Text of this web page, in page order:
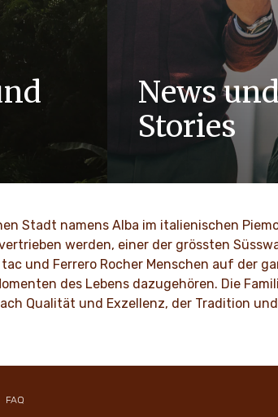
Werte
Innovation
News
Stories
MEHR ENTDECKEN
Stadt namens Alba im italienischen
werden, einer der grössten
und Ferrero Rocher Menschen auf der
des Lebens dazugehören. Die
Qualität und Exzellenz, der Tradition
FAQ